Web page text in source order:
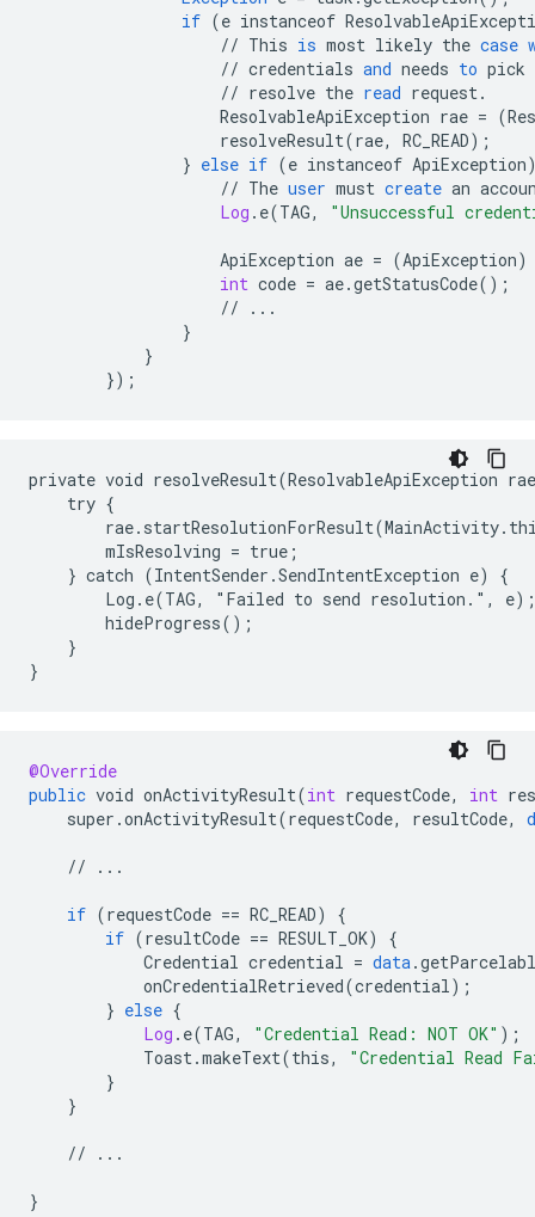
if (e instanceof
// This is most likely the case
// credentials and needs to pick
// resolve the read request.
ResolvableApiException rae = (
resolveResult(rae, RC_READ);
} else if (e instanceof ApiException
// The user must create an
Log . e(TAG, "Unsuccessful
ApiException ae = (ApiException)
int code = ae.getStatusCode();
//
...
}
}
});
private void resolveResult(ResolvableApiException
    try {
        mIsResolving = true;
    } catch (IntentSender.SendIntentException e) {
        Log.e(TAG, "Failed to send resolution.", e);
        hideProgress();
    }
@Override
public void onActivityResult(int requestCode, int
super .onActivityResult(requestCode, resultCode,
// ...
if (requestCode == RC_READ)
{
if (resultCode == RESULT_OK)
{
Credential credential = data.
onCredentialRetrieved(credential);
} else {
Log . e(TAG, "Credential Read: NOT OK" );
Toast.makeText(this,
"Credential Read
}
}
// ...
}